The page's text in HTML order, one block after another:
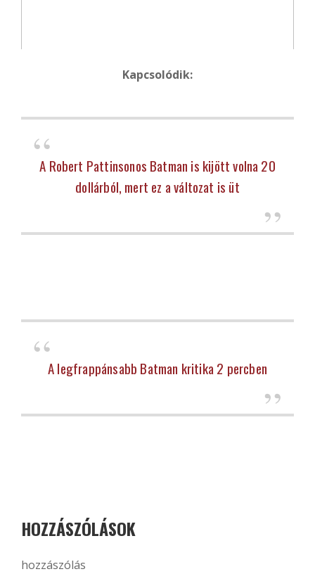
Kapcsolódik:
A Robert Pattinsonos Batman is kijött volna 20
dollárból, mert ez a változat is üt
A legfrappánsabb Batman kritika 2 percben
HOZZÁSZÓLÁSOK
hozzászólás